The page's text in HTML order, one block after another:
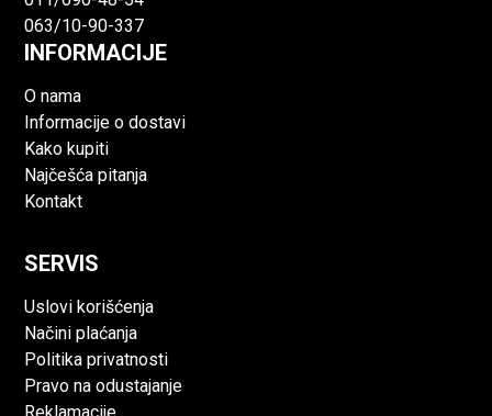
063/10-90-337
INFORMACIJE
O nama
Informacije o dostavi
Kako kupiti
Najčešća pitanja
Kontakt
SERVIS
Uslovi korišćenja
Načini plaćanja
Politika privatnosti
Pravo na odustajanje